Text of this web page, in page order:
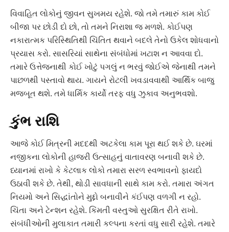
વિવાહિત લોકોનું જીવન સુખમય રહેશે. જો તમે તમારું કામ કોઈ
બીજા પર છોડી દો છો, તો તમને નિરાશા જ મળશે. કોઈપણ
નકારાત્મક પરિસ્થિતિથી ચિંતિત થવાને બદલે તેનો ઉકેલ શોધવાનો
પ્રયાસ કરો. સાસરિયાં સાથેના સંબંધોમાં ખટાશ ન આવવા દો.
તમારે ઉત્તેજનાથી કોઈ ખોટું પગલું ન ભરવું જોઈએ જેનાથી તમને
પાછળથી પસ્તાવો થાય. ગાયને રોટલી ખવડાવવાથી આર્થિક બાજુ
મજબૂત થશે. તમે ધાર્મિક કાર્યો તરફ વધુ ઝુકાવ અનુભવશો.
કુંભ રાશિ
આજે કોઈ મિત્રની મદદથી અટકેલા કામ પૂરા થઈ શકે છે. ઘરમાં
નજીકના લોકોની હાજરી ઉત્સાહનું વાતાવરણ બનાવી શકે છે.
ધ્યાનમાં રાખો કે કેટલાક લોકો તમારા સરળ સ્વભાવનો ફાયદો
ઉઠાવી શકે છે. તેથી, થોડી સાવધાની સાથે કામ કરો. તમારા અંગત
નિયમો અને સિદ્ધાંતોને મુદ્દો બનાવીને કંઈપણ વળગી ન રહો.
ચિંતા અને ટેન્શન રહેશે. કિંમતી વસ્તુઓ સુરક્ષિત રીતે રાખો.
સંબંધીઓની મુલાકાત તમારી કલ્પના કરતાં વધુ સારી રહેશે. તમારે